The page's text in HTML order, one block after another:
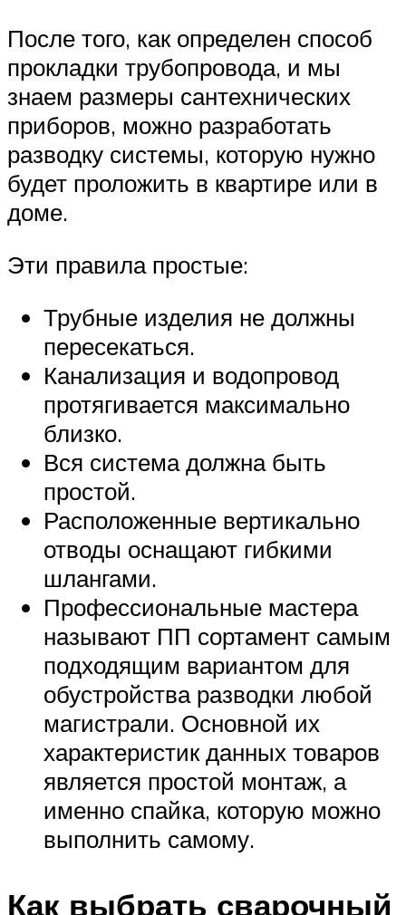
После того, как определен способ
прокладки трубопровода, и мы
знаем размеры сантехнических
приборов, можно разработать
разводку системы, которую нужно
будет проложить в квартире или в
доме.
Эти правила простые:
Трубные изделия не должны
пересекаться.
Канализация и водопровод
протягивается максимально
близко.
Вся система должна быть
простой.
Расположенные вертикально
отводы оснащают гибкими
шлангами.
Профессиональные мастера
называют ПП сортамент самым
подходящим вариантом для
обустройства разводки любой
магистрали. Основной их
характеристик данных товаров
является простой монтаж, а
именно спайка, которую можно
выполнить самому.
Как выбрать сварочный